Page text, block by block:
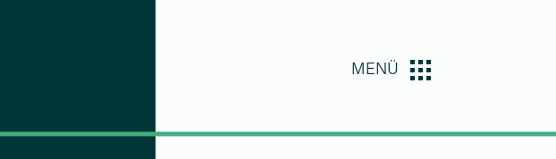
MENÜ